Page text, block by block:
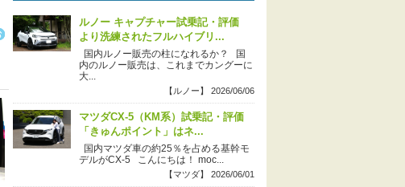
ルノー キャプチャー試乗記・評価
より洗練されたフルハイブリ...
国内ルノー販売の柱になれるか？ 国
内のルノー販売は、これまでカングーに
大...
【ルノー】 2026/06/06
マツダCX-5（KM系）試乗記・評価
「きゅんポイント」はネ...
国内マツダ車の約25％を占める基幹モ
デルがCX-5 こんにちは！ moc...
【マツダ】 2026/06/01